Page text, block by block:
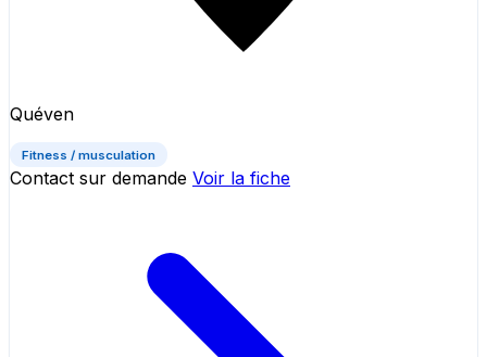
Quéven
Fitness / musculation
Contact sur demande Voir la fiche